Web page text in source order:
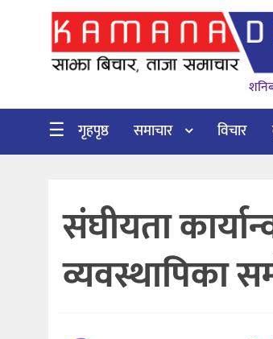
गृहपृष्ठ
विचार
कुटनिती
बाणिज्य
सिफारिस
☰ गृहपृष्ठ समाचार विचार
संघीयता
व्यवस्थापिका